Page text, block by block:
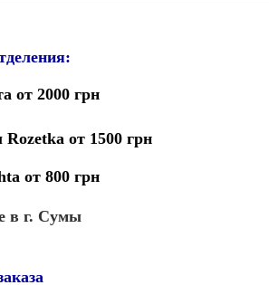
от 2000 грн
от 1500 грн
от 800 грн
в г. Сумы